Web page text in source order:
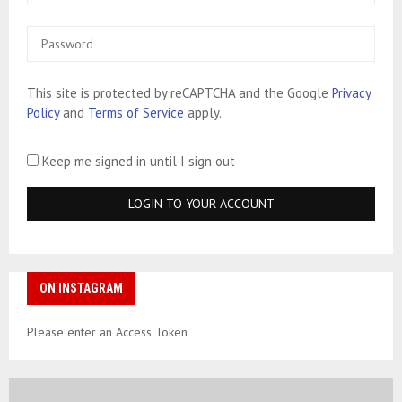
This site is protected by reCAPTCHA and the Google Privacy
Policyand Terms of Service apply.
Keep me signed in until I sign out
ON INSTAGRAM
Please enter an Access Token